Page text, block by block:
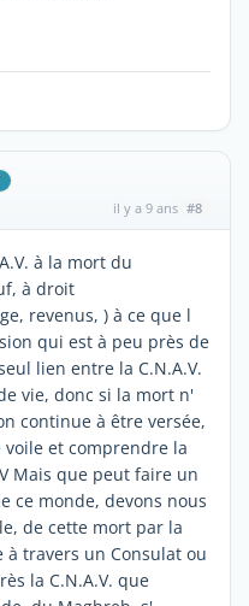
il y a 9 ans #8
à la mort du
à droit
revenus, ) à ce que l
qui est à peu près de
lien entre la C.N.A.V.
vie, donc si la mort n'
continue à être versée,
voile et comprendre la
Mais que peut faire un
ce monde, devons nous
de cette mort par la
à travers un Consulat ou
la C.N.A.V. que